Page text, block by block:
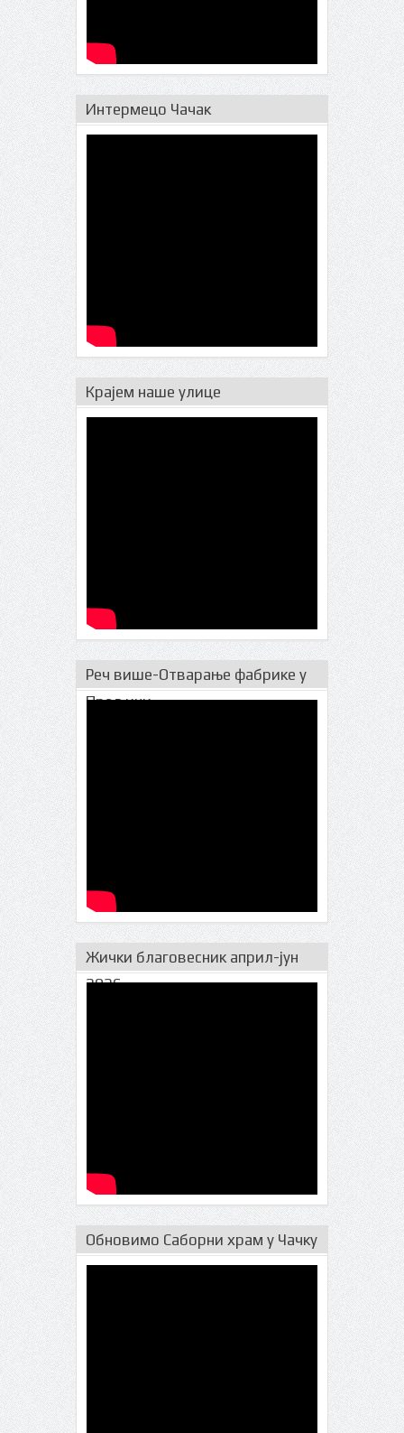
Интермецо Чачак
Крајем наше улице
Реч више-Отварање фабрике у
Прељини
Жички благовесник април-јун
2026.
Обновимо Саборни храм у Чачку